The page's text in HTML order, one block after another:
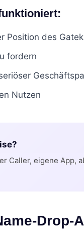
Position des
fordern
Nutzen
Caller, eigene App,
Drop-